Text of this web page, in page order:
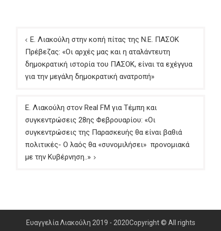
Πλοήγηση
άρθρων
Ε. Λιακούλη στην κοπή πίτας της Ν.Ε. ΠΑΣΟΚ
Πρέβεζας: «Οι αρχές μας και η αταλάντευτη
δημοκρατική ιστορία του ΠΑΣΟΚ, είναι τα εχέγγυα
για την μεγάλη δημοκρατική ανατροπή»
Ε. Λιακούλη στον Real FM για Τέμπη και
συγκεντρώσεις 28ης Φεβρουαρίου: «Οι
συγκεντρώσεις της Παρασκευής θα είναι βαθιά
πολιτικές- Ο λαός θα «συνομιλήσει» προνομιακά
με την Κυβέρνηση..»
Ευαγγελία Λιακούλη 2019 - 2020Copyright © All rights